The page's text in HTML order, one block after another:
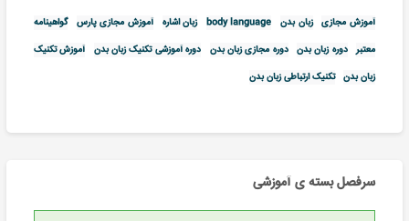
آموزش مجازی زبان بدن body language زبان اشاره آموزش مجازی پارس
گواهینامه
معتبر دوره زبان بدن دوره مجازی زبان بدن دوره آموزشی تکنیک زبان بدن
آموزش تکنیک
زبان بدن تکنیک ارتباطی زبان بدن
سرفصل بسته ی آموزشی